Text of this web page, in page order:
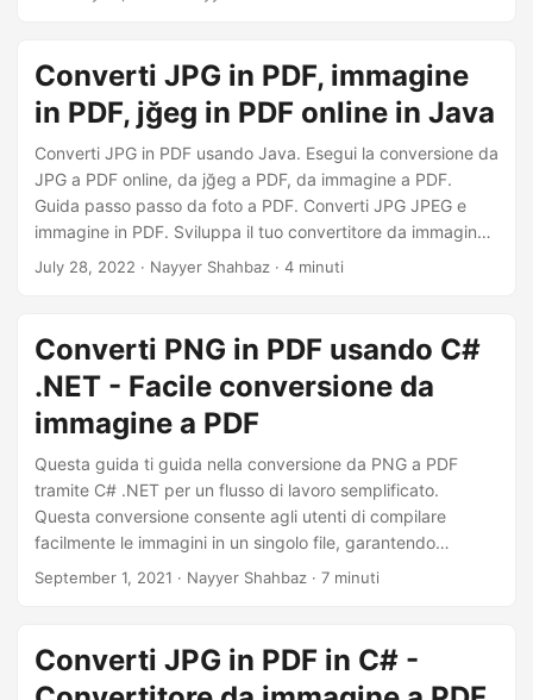
Converti JPG in PDF, immagine
in PDF, jğeg in PDF online in Java
Converti JPG in PDF usando Java. Esegui la conversione da
JPG a PDF online, da jğeg a PDF, da immagine a PDF.
Guida passo passo da foto a PDF. Converti JPG JPEG e
immagine in PDF. Sviluppa il tuo convertitore da immagine
a PDF utilizzando l’API REST
July 28, 2022 · Nayyer Shahbaz · 4 minuti
Converti PNG in PDF usando C#
.NET - Facile conversione da
immagine a PDF
Questa guida ti guida nella conversione da PNG a PDF
tramite C# .NET per un flusso di lavoro semplificato.
Questa conversione consente agli utenti di compilare
facilmente le immagini in un singolo file, garantendo
accessibilità, compatibilità e dimensioni ridotte del file
September 1, 2021 · Nayyer Shahbaz · 7 minuti
Converti JPG in PDF in C# -